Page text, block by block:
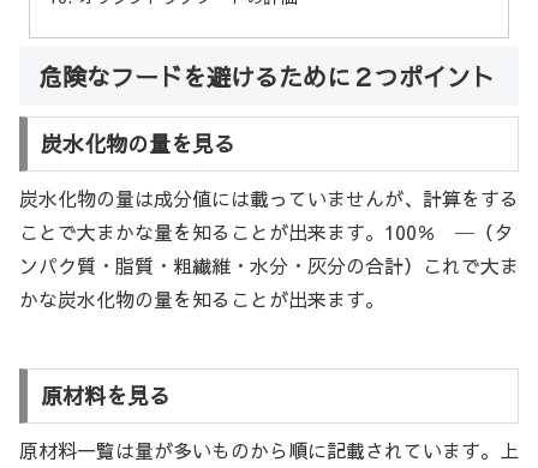
危険なフードを避けるために２つポイント
炭水化物の量を見る
炭水化物の量は成分値には載っていませんが、計算をする
ことで大まかな量を知ることが出来ます。100％ ─（タ
ンパク質・脂質・粗繊維・水分・灰分の合計）これで大ま
かな炭水化物の量を知ることが出来ます。
原材料を見る
原材料一覧は量が多いものから順に記載されています。上